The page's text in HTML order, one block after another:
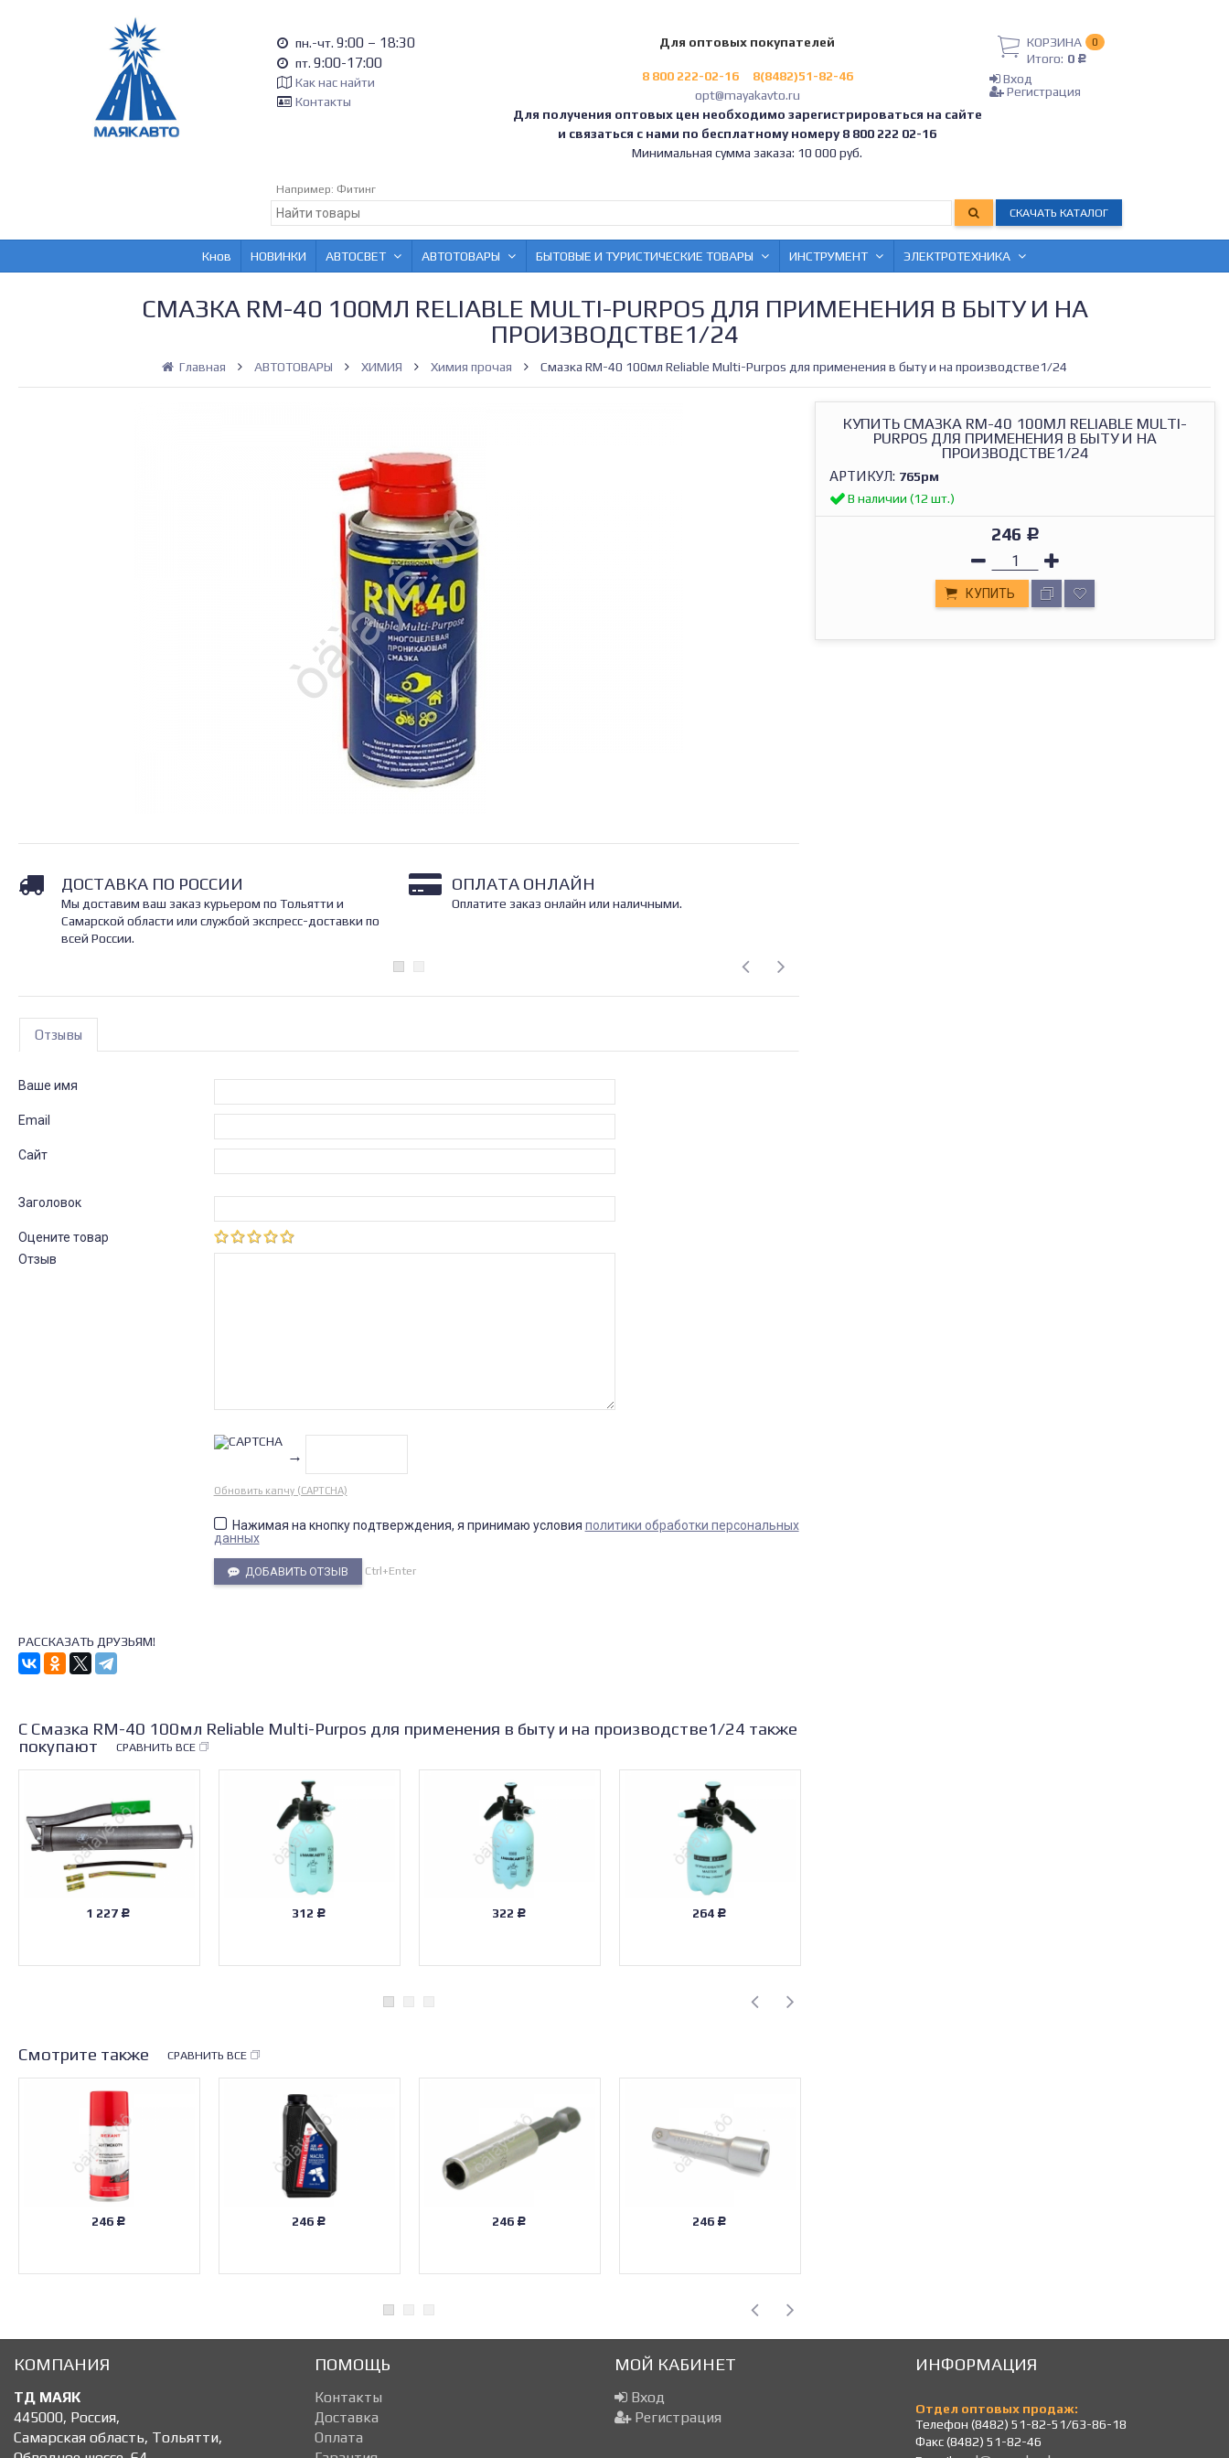
пн.-чт. 9:00 – 18:30
пт. 9:00-17:00
Как нас найти
Контакты
Для оптовых покупателей
8 800 222-02-16
8(8482)51-82-46
opt@mayakavto.ru
Для получения оптовых цен необходимо зарегистрироваться на сайте
и связаться с нами по бесплатному номеру 8 800 222 02-16
Минимальная сумма заказа: 10 000 руб.
КОРЗИНА 0
Итого: 0 Р
Вход
Регистрация
Например: Фитинг
СКАЧАТЬ КАТАЛОГ
Кнов НОВИНКИ АВТОСВЕТ АВТОТОВАРЫ БЫТОВЫЕ И ТУРИСТИЧЕСКИЕ ТОВАРЫ ИНСТРУМЕНТ ЭЛЕКТРОТЕХНИКА
СМАЗКА RM-40 100МЛ RELIABLE MULTI-PURPOS ДЛЯ ПРИМЕНЕНИЯ В БЫТУ И НА
ПРОИЗВОДСТВЕ1/24
Главная АВТОТОВАРЫ ХИМИЯ Химия прочая Смазка RM-40 100мл Reliable Multi-Purpos для применения в быту и на производстве1/24
КУПИТЬ СМАЗКА RM-40 100МЛ RELIABLE MULTI-
PURPOS ДЛЯ ПРИМЕНЕНИЯ В БЫТУ И НА
ПРОИЗВОДСТВЕ1/24
АРТИКУЛ: 765рм
В наличии (12 шт.)
246 Р
КУПИТЬ
ДОСТАВКА ПО РОССИИ
Мы доставим ваш заказ курьером по Тольятти и
Самарской области или службой экспресс-доставки по
всей России.
ОПЛАТА ОНЛАЙН
Оплатите заказ онлайн или наличными.
Отзывы
Ваше имя
Email
Сайт
Заголовок
Оцените товар
Отзыв
→
Обновить капчу (CAPTCHA)
Нажимая на кнопку подтверждения, я принимаю условия политики обработки персональных
данных
ДОБАВИТЬ ОТЗЫВ Ctrl+Enter
РАССКАЗАТЬ ДРУЗЬЯМ!
С Смазка RM-40 100мл Reliable Multi-Purpos для применения в быту и на производстве1/24 также
покупают
СРАВНИТЬ ВСЕ
1 227 Р 312 Р 322 Р 264 Р
Смотрите также СРАВНИТЬ ВСЕ
246 Р 246 Р 246 Р 246 Р
КОМПАНИЯ
ТД МАЯК
445000, Россия,
Самарская область, Тольятти,
ПОМОЩЬ
Контакты
Доставка
Оплата
МОЙ КАБИНЕТ
Вход
Регистрация
ИНФОРМАЦИЯ
Отдел оптовых продаж:
Телефон (8482) 51-82-51/63-86-18
Факс (8482) 51-82-46